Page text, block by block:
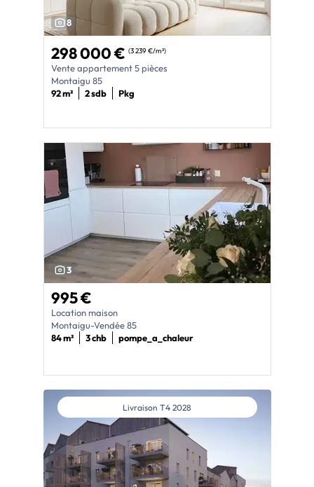
8
298 000 € (3 239 €/m²)
Vente appartement 5 pièces
Montaigu 85
92 m²
2 sdb Pkg
3
995 €
Location maison
Montaigu-Vendée 85
84 m²
3 chb pompe_a_chaleur
Livraison T4 2028